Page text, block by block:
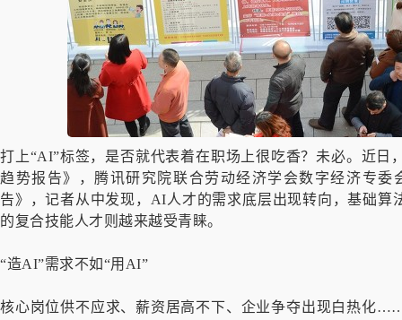
打上“AI”标签，是否就代表着在职场上很吃香？未必。近
趋势报告》，腾讯研究院联合劳动经济学会数字经济专
告》，记者从中发现，AI人才的需求底层出现转向，基础
的复合技能人才则越来越受青睐。
“造AI”需求不如“用AI”
核心岗位供不应求、薪资居高不下、企业争夺出现白热化